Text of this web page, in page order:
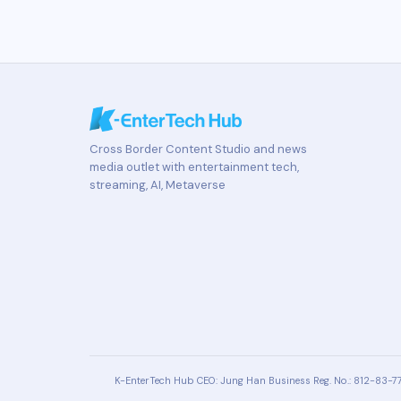
Cross Border Content Studio and news
media outlet with entertainment tech,
streaming, AI, Metaverse
K-EnterTech Hub CEO: Jung Han Business Reg. No.: 812-83-